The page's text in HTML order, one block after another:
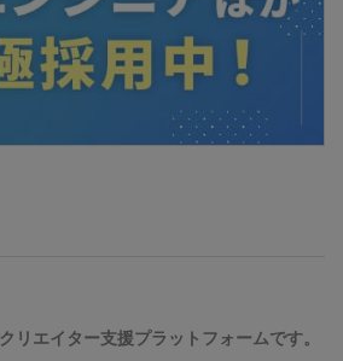
リエイター支援プラットフォームです。